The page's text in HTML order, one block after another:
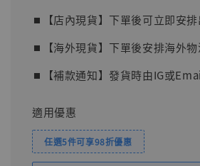
⏹︎【店內現貨】下單後可立即安
⏹︎【海外現貨】下單後安排海外
⏹︎【補款通知】發貨時由IG或
適用優惠
任選5件可享98折優惠